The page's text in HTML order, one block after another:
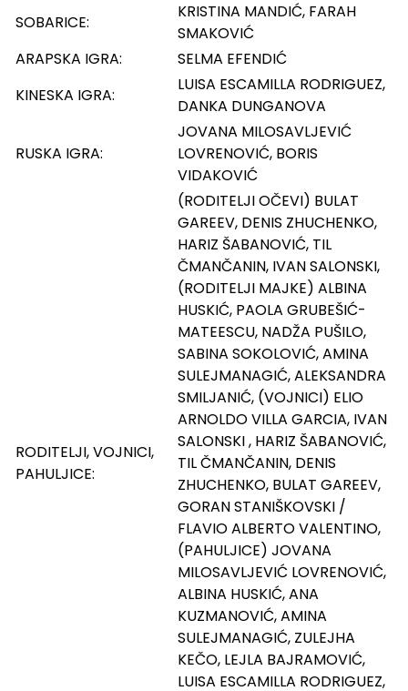
SOBARICE:
KRISTINA MANDIĆ, FARAH
SMAKOVIĆ
ARAPSKA IGRA:
SELMA EFENDIĆ
KINESKA IGRA:
LUISA ESCAMILLA RODRIGUEZ,
DANKA DUNGANOVA
RUSKA IGRA:
JOVANA MILOSAVLJEVIĆ
LOVRENOVIĆ, BORIS
VIDAKOVIĆ
RODITELJI, VOJNICI,
PAHULJICE:
(RODITELJI OČEVI) BULAT
GAREEV, DENIS ZHUCHENKO,
HARIZ ŠABANOVIĆ, TIL
ČMANČANIN, IVAN SALONSKI,
(RODITELJI MAJKE) ALBINA
HUSKIĆ, PAOLA GRUBEŠIĆ-
MATEESCU, NADŽA PUŠILO,
SABINA SOKOLOVIĆ, AMINA
SULEJMANAGIĆ, ALEKSANDRA
SMILJANIĆ, (VOJNICI) ELIO
ARNOLDO VILLA GARCIA, IVAN
SALONSKI , HARIZ ŠABANOVIĆ,
TIL ČMANČANIN, DENIS
ZHUCHENKO, BULAT GAREEV,
GORAN STANIŠKOVSKI /
FLAVIO ALBERTO VALENTINO,
(PAHULJICE) JOVANA
MILOSAVLJEVIĆ LOVRENOVIĆ,
ALBINA HUSKIĆ, ANA
KUZMANOVIĆ, AMINA
SULEJMANAGIĆ, ZULEJHA
KEČO, LEJLA BAJRAMOVIĆ,
LUISA ESCAMILLA RODRIGUEZ,